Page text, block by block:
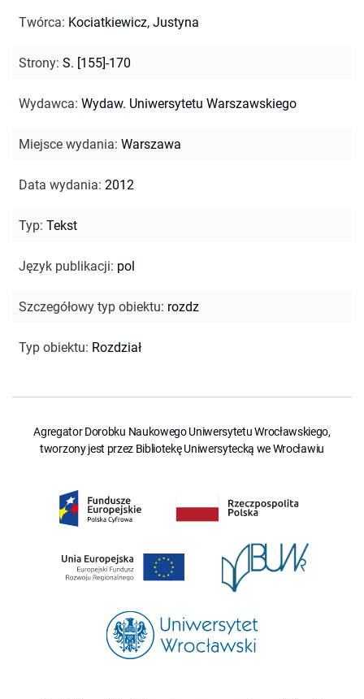
Twórca: Kociatkiewicz, Justyna
Strony: S. [155]-170
Wydawca: Wydaw. Uniwersytetu Warszawskiego
Miejsce wydania: Warszawa
Data wydania: 2012
Typ: Tekst
Język publikacji: pol
Szczegółowy typ obiektu: rozdz
Typ obiektu: Rozdział
Agregator Dorobku Naukowego Uniwersytetu Wrocławskiego,
tworzony jest przez Bibliotekę Uniwersytecką we Wrocławiu